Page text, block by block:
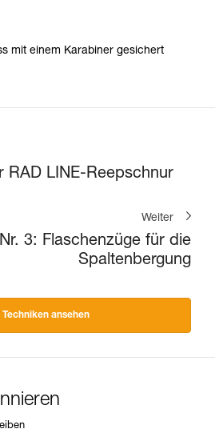
mit einem Karabiner gesichert
RAD LINE-Reepschnur
Weiter
3: Flaschenzüge für die
Spaltenbergung
Techniken ansehen